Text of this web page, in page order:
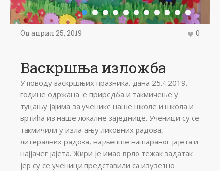
On април 25, 2019 0
Васкршња изложба
У поводу васкршњих празника, дана 25.4.2019.
године одржана је приредба и такмичење у
туцању јајима за ученике наше школе и школа и
вртића из наше локалне заједнице. Ученици су се
такмичили у излагању ликовних радова,
литералних радова, најљепше нашараног јајета и
најјачег јајета. Жири је имао врло тежак задатак
јер су се ученици представили са изузетно